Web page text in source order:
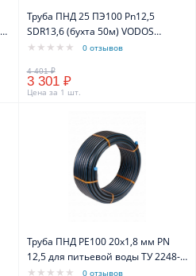
Труба ПНД 25 ПЭ100 Pn12,5
SDR13,6 (бухта 50м) VODOS
Standart
0 отзывов
3 301 ₽
Цена за 1 шт.
Труба ПНД PE100 20x1,8 мм PN
12,5 для питьевой воды ТУ 2248-
006-61533394-2010 (бухта 100м)
0 отзывов